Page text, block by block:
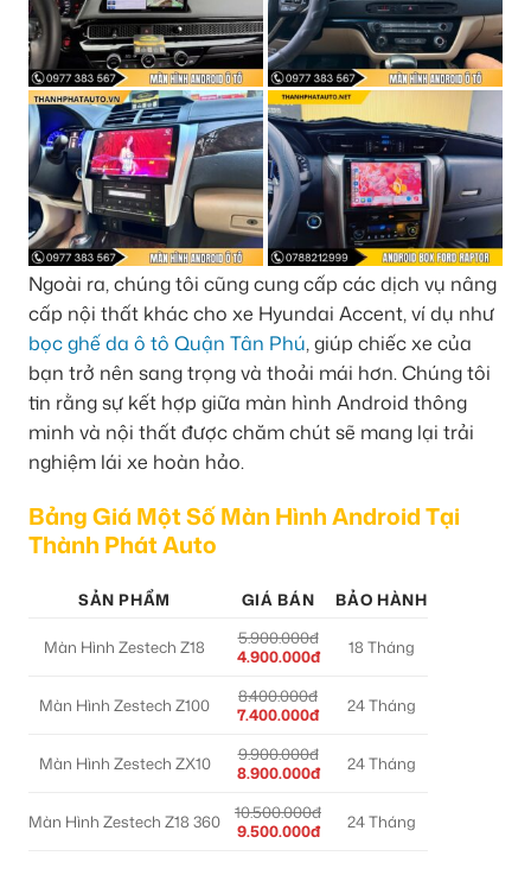
Ngoài ra, chúng tôi cũng cung cấp các dịch vụ nâng
cấp nội thất khác cho xe Hyundai Accent, ví dụ như
bọc ghế da ô tô Quận Tân Phú, giúp chiếc xe của
bạn trở nên sang trọng và thoải mái hơn. Chúng tôi
tin rằng sự kết hợp giữa màn hình Android thông
minh và nội thất được chăm chút sẽ mang lại trải
nghiệm lái xe hoàn hảo.
Bảng Giá Một Số Màn Hình Android Tại
Thành Phát Auto
SẢN PHẨM GIÁ BÁN BẢO HÀNH
Màn Hình Zestech Z18
5.900.000đ
4.900.000đ
18 Tháng
Màn Hình Zestech Z100
8.400.000đ
7.400.000đ
24 Tháng
Màn Hình Zestech ZX10
9.900.000đ
8.900.000đ
24 Tháng
Màn Hình Zestech Z18 360
10.500.000đ
9.500.000đ
24 Tháng